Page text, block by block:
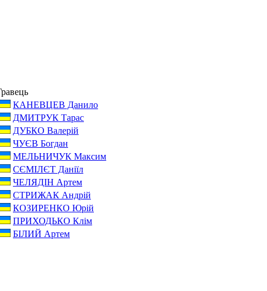
КАНЕВЦЕВ Данило
ДМИТРУК Тарас
ДУБКО Валерій
ЧУЄВ Богдан
МЕЛЬНИЧУК Максим
СЄМІЛЄТ Даніїл
ЧЕЛЯДІН Артем
СТРИЖАК Андрій
КОЗИРЕНКО Юрій
ПРИХОДЬКО Клім
БІЛИЙ Артем